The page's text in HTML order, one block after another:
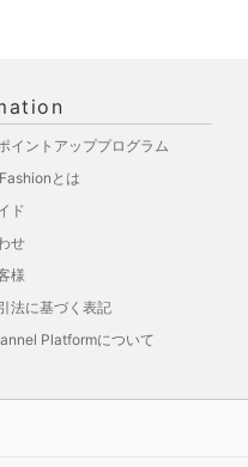
イントアッププログラム
とは
ド
せ
様
法に基づく表記
Platformについて